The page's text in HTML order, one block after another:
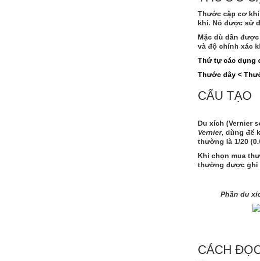
Thước cặp cơ khí
khí. Nó được sử
Mặc dù dần
và độ chính xác
Thứ tự các dụng
Thước dây <
CẤU TẠO
Du xích (Vernier
Vernier, dùng để
thường là 1/20
Khi chọn mua
thường được ghi
Phần du
CÁCH